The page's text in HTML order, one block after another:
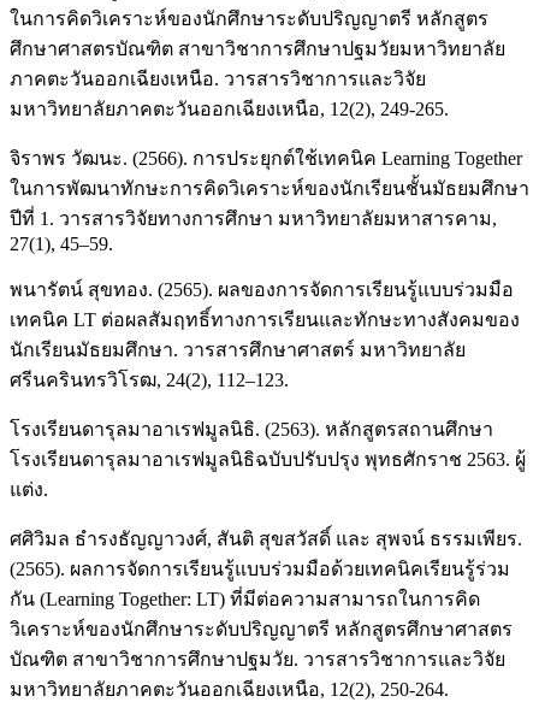
ในการคิดวิเคราะห์ของนักศึกษาระดับปริญญาตรี หลักสูตร
ศึกษาศาสตรบัณฑิต สาขาวิชาการศึกษาปฐมวัยมหาวิทยาลัย
ภาคตะวันออกเฉียงเหนือ. วารสารวิชาการและวิจัย
มหาวิทยาลัยภาคตะวันออกเฉียงเหนือ, 12(2), 249-265.
จิราพร วัฒนะ. (2566). การประยุกต์ใช้เทคนิค Learning Together
ในการพัฒนาทักษะการคิดวิเคราะห์ของนักเรียนชั้นมัธยมศึกษา
ปีที่ 1. วารสารวิจัยทางการศึกษา มหาวิทยาลัยมหาสารคาม,
27(1), 45–59.
พนารัตน์ สุขทอง. (2565). ผลของการจัดการเรียนรู้แบบร่วมมือ
เทคนิค LT ต่อผลสัมฤทธิ์ทางการเรียนและทักษะทางสังคมของ
นักเรียนมัธยมศึกษา. วารสารศึกษาศาสตร์ มหาวิทยาลัย
ศรีนครินทรวิโรฒ, 24(2), 112–123.
โรงเรียนดารุลมาอาเรฟมูลนิธิ. (2563). หลักสูตรสถานศึกษา
โรงเรียนดารุลมาอาเรฟมูลนิธิฉบับปรับปรุง พุทธศักราช 2563. ผู้
แต่ง.
ศศิวิมล ธำรงธัญญาวงศ์, สันติ สุขสวัสดิ์ และ สุพจน์ ธรรมเพียร.
(2565). ผลการจัดการเรียนรู้แบบร่วมมือด้วยเทคนิคเรียนรู้ร่วม
กัน (Learning Together: LT) ที่มีต่อความสามารถในการคิด
วิเคราะห์ของนักศึกษาระดับปริญญาตรี หลักสูตรศึกษาศาสตร
บัณฑิต สาขาวิชาการศึกษาปฐมวัย. วารสารวิชาการและวิจัย
มหาวิทยาลัยภาคตะวันออกเฉียงเหนือ, 12(2), 250-264.